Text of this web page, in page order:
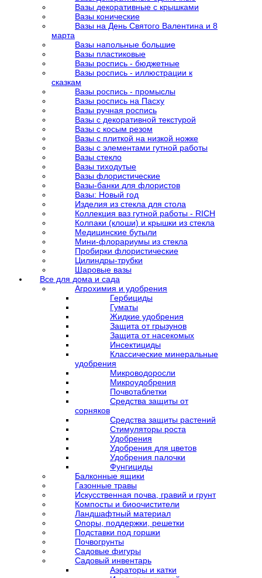
Вазы декоративные с крышками
Вазы конические
Вазы на День Святого Валентина и 8
марта
Вазы напольные большие
Вазы пластиковые
Вазы роспись - бюджетные
Вазы роспись - иллюстрации к
сказкам
Вазы роспись - промыслы
Вазы роспись на Пасху
Вазы ручная роспись
Вазы с декоративной текстурой
Вазы с косым резом
Вазы с плиткой на низкой ножке
Вазы с элементами гутной работы
Вазы стекло
Вазы тиходутые
Вазы флористические
Вазы-банки для флористов
Вазы: Новый год
Изделия из стекла для стола
Коллекция ваз гутной работы - RICH
Колпаки (клоши) и крышки из стекла
Медицинские бутыли
Мини-флорариумы из стекла
Пробирки флористические
Цилиндры-трубки
Шаровые вазы
Все для дома и сада
Агрохимия и удобрения
Гербициды
Гуматы
Жидкие удобрения
Защита от грызунов
Защита от насекомых
Инсектициды
Классические минеральные
удобрения
Микроводоросли
Микроудобрения
Почвотаблетки
Средства защиты от
сорняков
Средства защиты растений
Стимуляторы роста
Удобрения
Удобрения для цветов
Удобрения палочки
Фунгициды
Балконные ящики
Газонные травы
Искусственная почва, гравий и грунт
Компосты и биоочистители
Ландшафтный материал
Опоры, поддержки, решетки
Подставки под горшки
Почвогрунты
Садовые фигуры
Садовый инвентарь
Аэраторы и катки